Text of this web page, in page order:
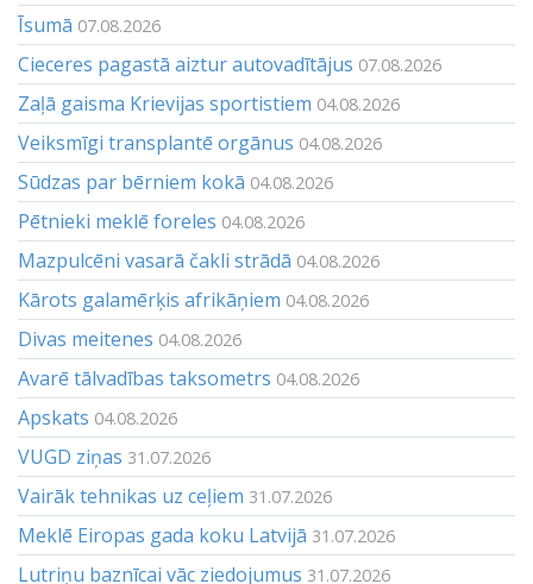
Īsumā 07.08.2026
Cieceres pagastā aiztur autovadītājus 07.08.2026
Zaļā gaisma Krievijas sportistiem 04.08.2026
Veiksmīgi transplantē orgānus 04.08.2026
Sūdzas par bērniem kokā 04.08.2026
Pētnieki meklē foreles 04.08.2026
Mazpulcēni vasarā čakli strādā 04.08.2026
Kārots galamērķis afrikāņiem 04.08.2026
Divas meitenes 04.08.2026
Avarē tālvadības taksometrs 04.08.2026
Apskats 04.08.2026
VUGD ziņas 31.07.2026
Vairāk tehnikas uz ceļiem 31.07.2026
Meklē Eiropas gada koku Latvijā 31.07.2026
Lutriņu baznīcai vāc ziedojumus 31.07.2026